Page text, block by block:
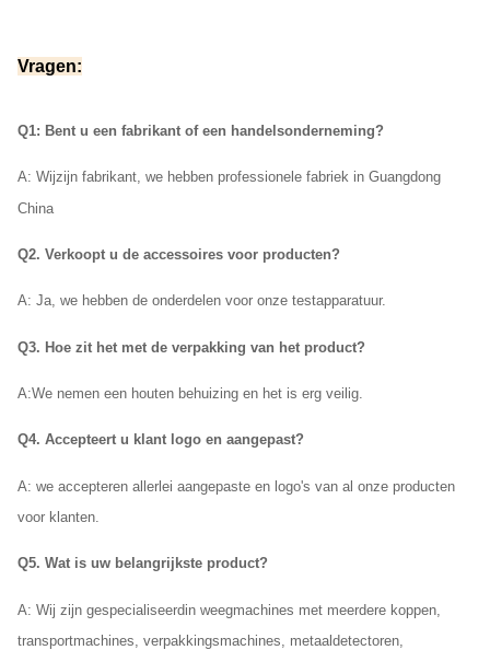
Vragen:
Q1: Bent u een fabrikant of een handelsonderneming?
A: Wijzijn fabrikant, we hebben professionele fabriek in Guangdong
China
Q2. Verkoopt u de accessoires voor producten?
A: Ja, we hebben de onderdelen voor onze testapparatuur.
Q3. Hoe zit het met de verpakking van het product?
A:We nemen een houten behuizing en het is erg veilig.
Q4. Accepteert u klant logo en aangepast?
A: we accepteren allerlei aangepaste en logo's van al onze producten
voor klanten.
Q5. Wat is uw belangrijkste product?
A: Wij zijn gespecialiseerdin weegmachines met meerdere koppen,
transportmachines, verpakkingsmachines, metaaldetectoren,